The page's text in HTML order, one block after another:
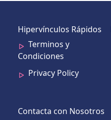
Hipervínculos Rápidos
Terminos y
Condiciones
Privacy Policy
Contacta con Nosotros